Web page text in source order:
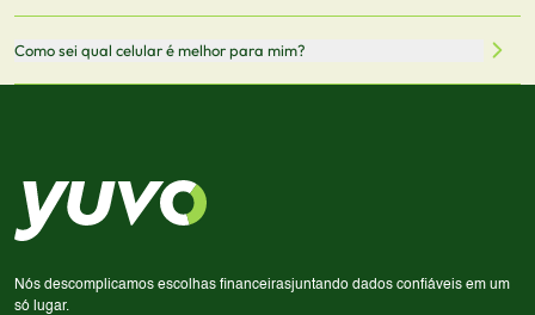
comissão sem custo adicional para você.
Sim! Você pode selecionar até 3 celulares para comparar
Como sei qual celular é melhor para mim?
processador e bateria são essenciais. Use nossos filtros
para encontrar o celular ideal.
Nós descomplicamos escolhas financeirasjuntando dados confiáveis em um
só lugar.